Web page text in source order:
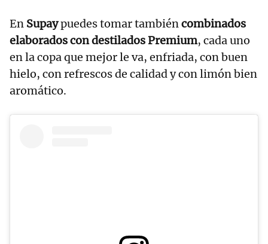
En Supaypuedes tomar tambiéncombinados
elaborados con destilados Premium, cada uno
en la copa que mejor le va, enfriada, con buen
hielo, con refrescos de calidad y con limón bien
aromático.